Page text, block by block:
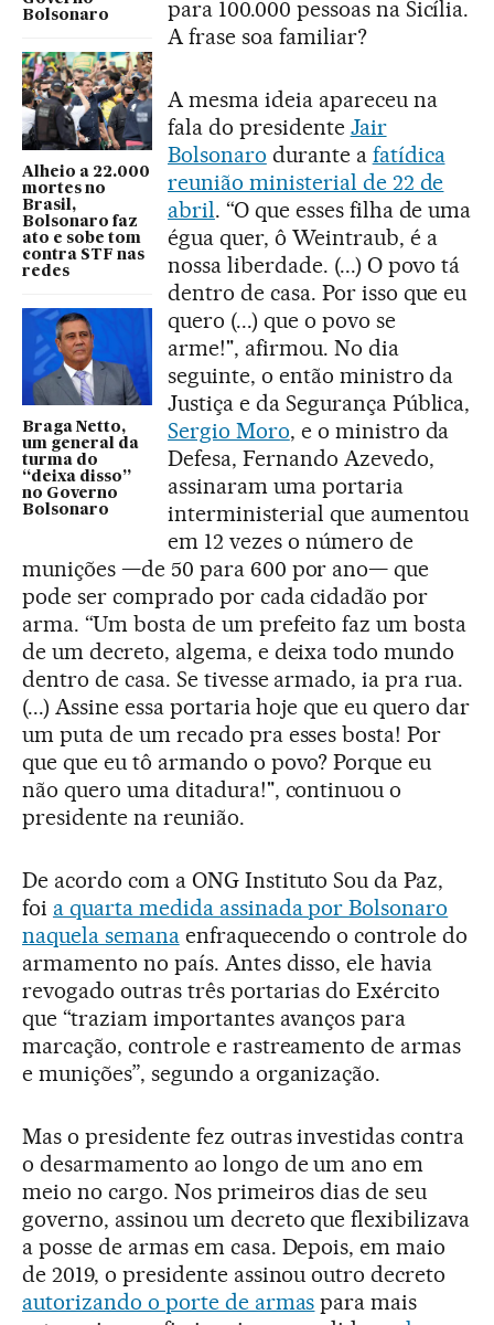
Bolsonaro
Alheio a 22.000
mortes no
Brasil,
Bolsonaro faz
ato e sobe tom
contra STF nas
redes
Braga Netto,
um general da
turma do
“deixa disso”
no Governo
Bolsonaro
para 100.000 pessoas na Sicília.
A frase soa familiar?
A mesma ideia apareceu na
fala do presidente Jair
Bolsonaro durante a fatídica
reunião ministerial de 22 de
abril. “O que esses filha de uma
égua quer, ô Weintraub, é a
nossa liberdade. (...) O povo tá
dentro de casa. Por isso que eu
quero (...) que o povo se
arme!", afirmou. No dia
seguinte, o então ministro da
Justiça e da Segurança Pública,
Sergio Moro, e o ministro da
Defesa, Fernando Azevedo,
assinaram uma portaria
interministerial que aumentou
em 12 vezes o número de
munições —de 50 para 600 por ano— que
pode ser comprado por cada cidadão por
arma. “Um bosta de um prefeito faz um bosta
de um decreto, algema, e deixa todo mundo
dentro de casa. Se tivesse armado, ia pra rua.
(...) Assine essa portaria hoje que eu quero dar
um puta de um recado pra esses bosta! Por
que que eu tô armando o povo? Porque eu
não quero uma ditadura!", continuou o
presidente na reunião.
De acordo com a ONG Instituto Sou da Paz,
foi a quarta medida assinada por Bolsonaro
naquela semanaenfraquecendo o controle do
armamento no país. Antes disso, ele havia
revogado outras três portarias do Exército
que “traziam importantes avanços para
marcação, controle e rastreamento de armas
e munições”, segundo a organização.
Mas o presidente fez outras investidas contra
o desarmamento ao longo de um ano em
meio no cargo. Nos primeiros dias de seu
governo, assinou um decreto que flexibilizava
a posse de armas em casa. Depois, em maio
de 2019, o presidente assinou outro decreto
autorizando o porte de armas para mais